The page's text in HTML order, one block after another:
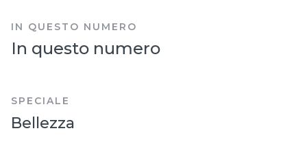
IN QUESTO NUMERO
In questo numero
SPECIALE
Bellezza